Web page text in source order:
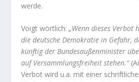
werde.
Voigt wörtlich:„Wenn dieses Verbot
die deutsche Demokratie in Gefahr,
künftig der Bundesaußenminister
auf Versammlungsfreiheit stehen.“
Verbot wird u.a. mit einer